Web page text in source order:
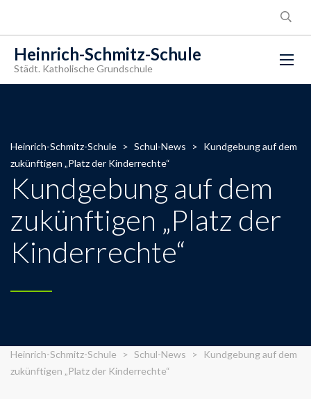
Heinrich-Schmitz-Schule
Städt. Katholische Grundschule
Heinrich-Schmitz-Schule > Schul-News > Kundgebung auf dem
zukünftigen „Platz der Kinderrechte“
Kundgebung auf dem
zukünftigen „Platz der
Kinderrechte“
Heinrich-Schmitz-Schule > Schul-News >
Kundgebung auf dem
zukünftigen „Platz der Kinderrechte“